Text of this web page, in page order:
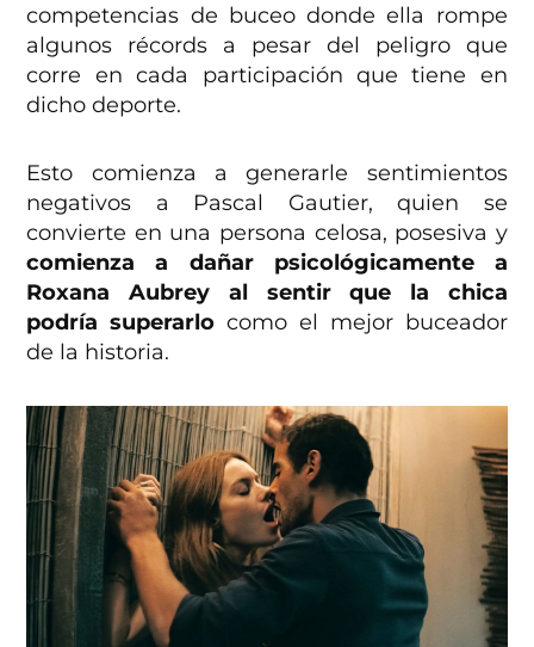
competencias de buceo donde ella rompe
algunos récords a pesar del peligro que
corre en cada participación que tiene en
dicho deporte.
Esto comienza a generarle sentimientos
negativos a Pascal Gautier, quien se
convierte en una persona celosa, posesiva y
comienza a dañar psicológicamente a
Roxana Aubrey al sentir que la chica
podría superarlo como el mejor buceador
de la historia.